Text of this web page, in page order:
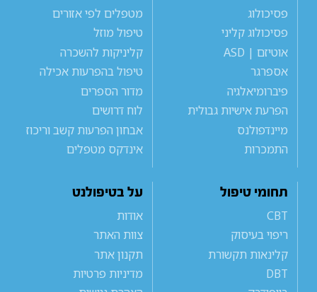
פסיכולוג
פסיכולוג קליני
אוטיזם | ASD
אספרגר
פיברומיאלגיה
הפרעת אישיות גבולית
מיינדפולנס
התמכרות
מטפלים לפי אזורים
טיפול מוזל
קליניקות להשכרה
טיפול בהפרעות אכילה
מדור הספרים
לוח דרושים
אבחון הפרעות קשב וריכוז
אינדקס מטפלים
תחומי טיפול
CBT
ריפוי בעיסוק
קלינאות תקשורת
DBT
על בטיפולנט
אודות
צוות האתר
תקנון אתר
מדיניות פרטיות